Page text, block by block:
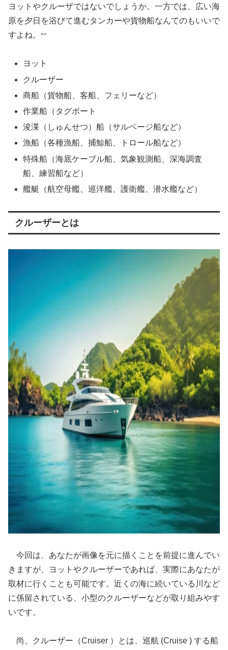
ヨットやクルーザではないでしょうか。一方では、広い海
原を夕日を浴びて進むタンカーや貨物船なんてのもいいで
すよね。
^^
ヨット
クルーザー
商船（貨物船、客船、フェリーなど）
作業船（タグボート
浚渫（しゅんせつ）船（サルベージ船など）
漁船（各種漁船、捕鯨船、トロール船など）
特殊船（海底ケーブル船、気象観測船、深海調査
船、練習船など）
艦艇（航空母艦、巡洋艦、護衛艦、潜水艦など）
クルーザーとは
今回は、あなたが画像を元に描くことを前提に進んでい
きますが、ヨットやクルーザーであれば、実際にあなたが
取材に行くことも可能です。近くの海に続いている川など
に係留されている、小型のクルーザーなどが取り組みやす
いです。
尚、クルーザー（Cruiser ）とは、巡航 (Cruise ) する船